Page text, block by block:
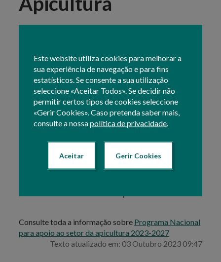
Este website utiliza cookies para melhorar a
sua experiência de navegação e para fins
estatísticos. Se consente a sua utilização
seleccione «Aceitar Todos». Se decidir não
permitir certos tipos de cookies seleccione
«Gerir Cookies». Caso pretenda saber mais,
consulte a nossapolítica de privacidade
Aceitar Gerir Cookies
financiadas pela Política Agrícola Comum (PAC), sob
forma de pagamentos diretos, de medidas setorial da
apicultura e de instrumentos de desenvolvimento rural,
cujo o financiamento se encontra assegurado pelo
Fundo Europeu Agrícola de Garantia (FEAGA).
A Direção-Geral da Agricultura e Desenvolvimento
Rural (DGADR) tem como funções a gestão de apoio à
qual lhe compete:
Decisão de aprovação das candidaturas,
Consulte toda a informação sobre Programa Nacional
para apoio ao setor da apicultura 2023-2027
Texto atualizado em: 03 Outubro 2023 09:47